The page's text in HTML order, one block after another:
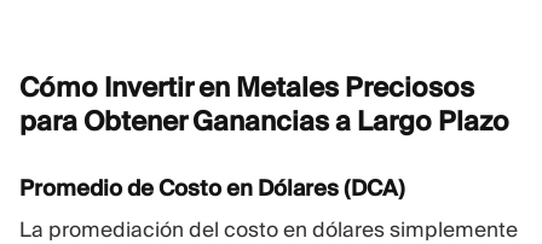
Cómo Invertir en Metales Preciosos
para Obtener Ganancias a Largo Plazo
Promedio de Costo en Dólares (DCA)
La promediación del costo en dólares simplemente